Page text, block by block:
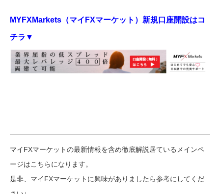
MYFXMarkets（マイFXマーケット）新規口座開設はコ
チラ▼
マイFXマーケットの最新情報を含め徹底解説居ているメインペ
ージはこちらになります。
是非、マイFXマーケットに興味がありましたら参考にしてくだ